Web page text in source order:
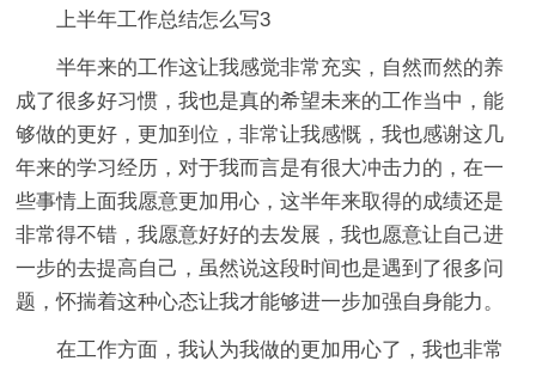
上半年工作总结怎么写3
半年来的工作这让我感觉非常充实，自然而然的养
成了很多好习惯，我也是真的希望未来的工作当中，能
够做的更好，更加到位，非常让我感慨，我也感谢这几
年来的学习经历，对于我而言是有很大冲击力的，在一
些事情上面我愿意更加用心，这半年来取得的成绩还是
非常得不错，我愿意好好的去发展，我也愿意让自己进
一步的去提高自己，虽然说这段时间也是遇到了很多问
题，怀揣着这种心态让我才能够进一步加强自身能力。
在工作方面，我认为我做的更加用心了，我也非常